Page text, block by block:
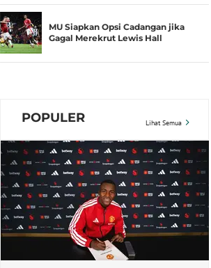
MU Siapkan Opsi Cadangan jika
Gagal Merekrut Lewis Hall
POPULER Lihat Semua